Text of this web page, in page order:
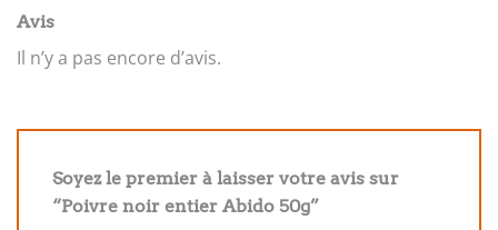
Avis
Il n’y a pas encore d’avis.
Soyez le premier à laisser votre avis sur
“Poivre noir entier Abido 50g”